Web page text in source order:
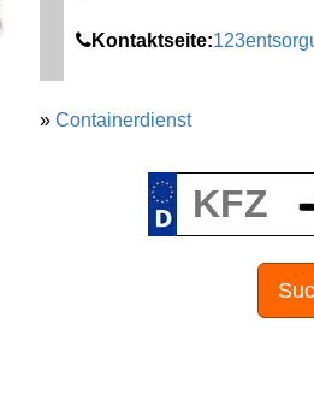
Kontaktseite:
» Containerdienst